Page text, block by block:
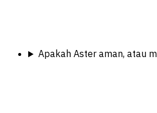
Apakah Aster aman, atau